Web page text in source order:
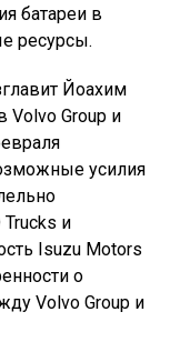
батареи в
ресурсы.
Йоахим
Volvo Group и
усилия
и
Isuzu Motors
о
Volvo Group и